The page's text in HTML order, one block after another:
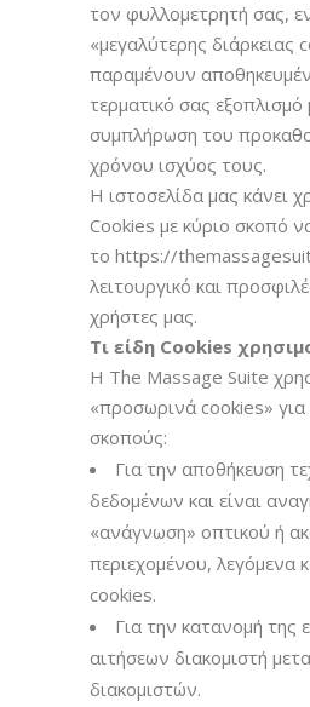
τον φυλλομετρητή σας,
«μεγαλύτερης διάρκειας
παραμένουν
τερματικό σας εξοπλισμό
συμπλήρωση του
χρόνου ισχύος τους.
Η ιστοσελίδα μας κάνει
Cookies με κύριο σκοπό
το https://
λειτουργικό και
χρήστες μας.
Τι είδη Cookies
Η The Massage Suite
«προσωρινά cookies»
σκοπούς:
Για την αποθήκευση
δεδομένων και είναι
«ανάγνωση» οπτικού ή
περιεχομένου, λεγόμενα
cookies.
Για την κατανομή της
αιτήσεων διακομιστή
διακομιστών.